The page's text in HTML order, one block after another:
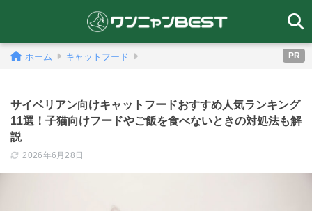
PR
ホーム キャットフード
サイベリアン向けキャットフードおすすめ人気ランキング
11選！子猫向けフードやご飯を食べないときの対処法も解
説
2026年6月28日